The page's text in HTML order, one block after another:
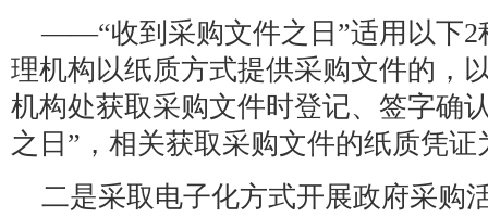
——“收到采购文件之日”适用以下2
理机构以纸质方式提供采购文件的，
机构处获取采购文件时登记、签字确
之日”，相关获取采购文件的纸质凭
二是采取电子化方式开展政府采购